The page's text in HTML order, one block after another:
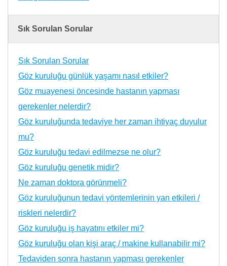
Sık Sorulan Sorular
Sık Sorulan Sorular
Göz kuruluğu günlük yaşamı nasıl etkiler?
Göz muayenesi öncesinde hastanın yapması
gerekenler nelerdir?
Göz kuruluğunda tedaviye her zaman ihtiyaç duyulur
mu?
Göz kuruluğu tedavi edilmezse ne olur?
Göz kuruluğu genetik midir?
Ne zaman doktora görünmeli?
Göz kuruluğunun tedavi yöntemlerinin yan etkileri /
riskleri nelerdir?
Göz kuruluğu iş hayatını etkiler mi?
Göz kuruluğu olan kişi araç / makine kullanabilir mi?
Tedaviden sonra hastanın yapması gerekenler